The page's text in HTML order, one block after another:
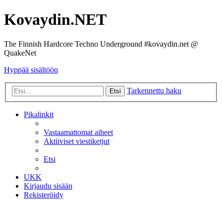
Kovaydin.NET
The Finnish Hardcore Techno Underground #kovaydin.net @
QuakeNet
Hyppää sisältöön
Etsi Tarkennettu haku
Pikalinkit
Vastaamattomat aiheet
Aktiiviset viestiketjut
Etsi
UKK
Kirjaudu sisään
Rekisteröidy